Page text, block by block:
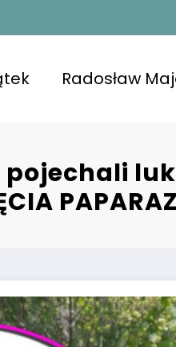
Radosław
pojechali